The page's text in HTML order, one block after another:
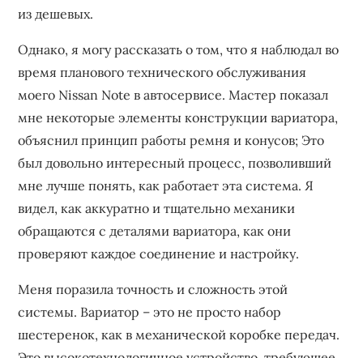
из дешевых.
Однако, я могу рассказать о том, что я наблюдал во
время планового технического обслуживания
моего Nissan Note в автосервисе. Мастер показал
мне некоторые элементы конструкции вариатора,
объяснил принцип работы ремня и конусов; Это
был довольно интересный процесс, позволивший
мне лучше понять, как работает эта система. Я
видел, как аккуратно и тщательно механики
обращаются с деталями вариатора, как они
проверяют каждое соединение и настройку.
Меня поразила точность и сложность этой
системы. Вариатор – это не просто набор
шестеренок, как в механической коробке передач.